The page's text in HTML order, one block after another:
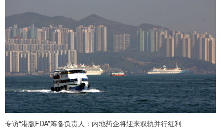
专访“港版FDA”筹备负责人：内地药企将迎来双轨并行红利